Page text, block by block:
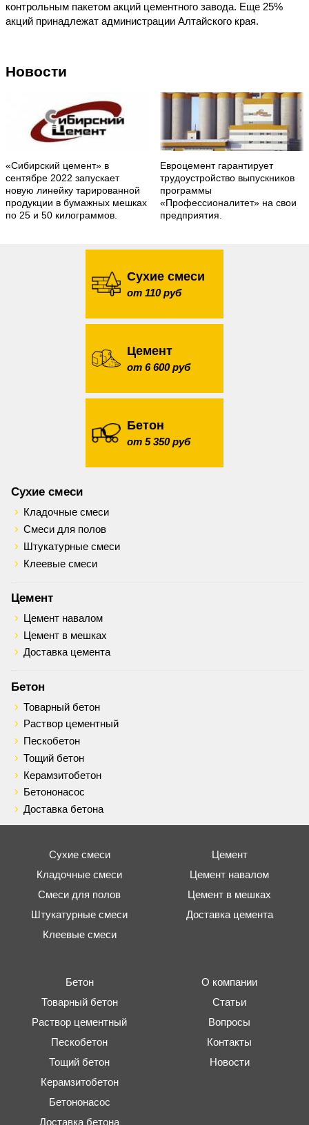
контрольным пакетом акций цементного завода. Еще 25%
акций принадлежат администрации Алтайского края.
Новости
«Сибирский цемент» в
сентябре 2022 запускает
новую линейку тарированной
продукции в бумажных мешках
по 25 и 50 килограммов.
Евроцемент гарантирует
трудоустройство выпускников
программы
«Профессионалитет» на свои
предприятия.
Сухие смеси
от 110 руб
Цемент
от 6 600 руб
Бетон
от 5 350 руб
Сухие смеси
Кладочные смеси
Смеси для полов
Штукатурные смеси
Клеевые смеси
Цемент
Цемент навалом
Цемент в мешках
Доставка цемента
Бетон
Товарный бетон
Раствор цементный
Пескобетон
Тощий бетон
Керамзитобетон
Бетононасос
Доставка бетона
Сухие смеси
Кладочные смеси
Смеси для полов
Штукатурные смеси
Клеевые смеси
Цемент
Цемент навалом
Цемент в мешках
Доставка цемента
Бетон
Товарный бетон
Раствор цементный
Пескобетон
Тощий бетон
Керамзитобетон
Бетононасос
Доставка бетона
О компании
Статьи
Вопросы
Контакты
Новости